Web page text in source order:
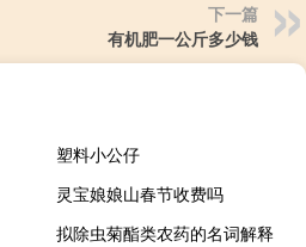
下一篇
有机肥一公斤多少钱
塑料小公仔
灵宝娘娘山春节收费吗
拟除虫菊酯类农药的名词解释